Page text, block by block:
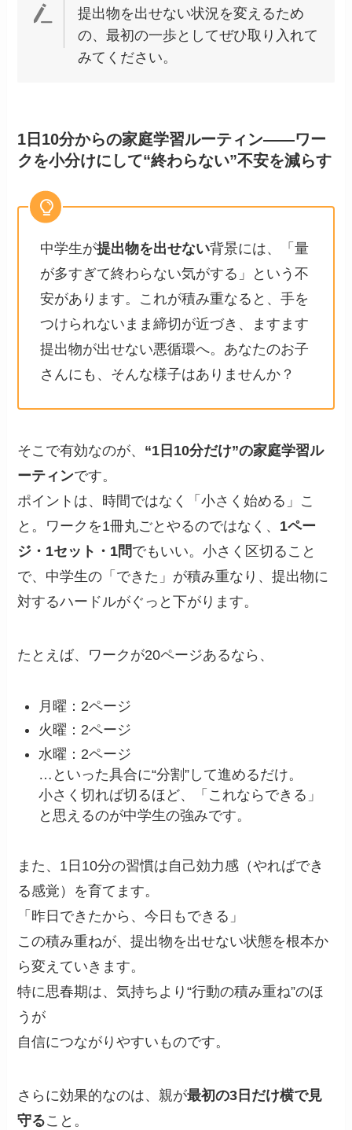
提出物を出せない状況を変えるため
の、最初の一歩としてぜひ取り入れて
みてください。
1日10分からの家庭学習ルーティン——ワー
クを小分けにして“終わらない”不安を減らす
中学生が提出物を出せない背景には、「量
が多すぎて終わらない気がする」という不
安があります。これが積み重なると、手を
つけられないまま締切が近づき、ますます
提出物が出せない悪循環へ。あなたのお子
さんにも、そんな様子はありませんか？
そこで有効なのが、 “1日10分だけ”の家庭学習ル
ーティンです。
ポイントは、時間ではなく「小さく始める」こ
と。ワークを1冊丸ごとやるのではなく、 1ペー
ジ・1セット・1問でもいい。小さく区切ること
で、中学生の「できた」が積み重なり、提出物に
対するハードルがぐっと下がります。
たとえば、ワークが20ページあるなら、
月曜：2ページ
火曜：2ページ
水曜：2ページ
…といった具合に“分割”して進めるだけ。
小さく切れば切るほど、「これならできる」
と思えるのが中学生の強みです。
また、1日10分の習慣は自己効力感（やればでき
る感覚）を育てます。
「昨日できたから、今日もできる」
この積み重ねが、提出物を出せない状態を根本か
ら変えていきます。
特に思春期は、気持ちより“行動の積み重ね”のほ
うが
自信につながりやすいものです。
さらに効果的なのは、親が最初の3日だけ横で見
守ること。